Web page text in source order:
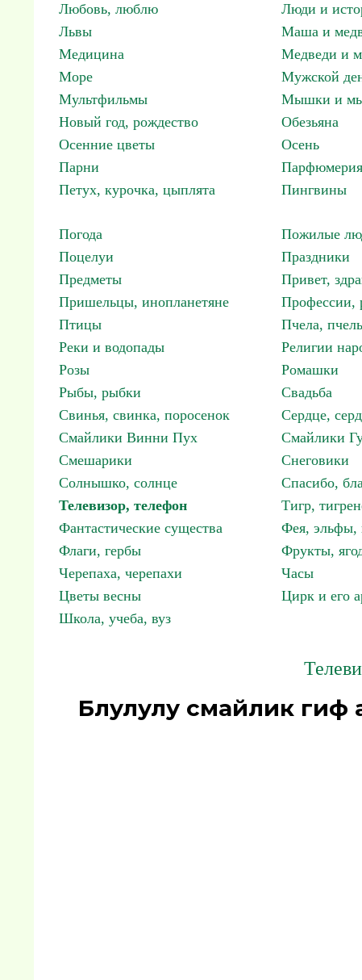
Любовь, люблю
Люди и
Львы
Маша и
Медицина
Медведи и
Море
Мужской
Мультфильмы
Мышки и
Новый год, рождество
Обезьяна
Осенние цветы
Осень
Парни
Петух, курочка, цыплята
Пингвины
Погода
Пожилые
Поцелуи
Праздники
Предметы
Привет,
Пришельцы, инопланетяне
Профессии,
Птицы
Пчела,
Реки и водопады
Религии
Розы
Ромашки
Рыбы, рыбки
Свадьба
Свинья, свинка, поросенок
Сердце,
Смайлики Винни Пух
Смайлики
Смешарики
Снеговики
Солнышко, солнце
Спасибо,
Телевизор, телефон
Тигр,
Фантастические существа
Фея,
Флаги, гербы
Фрукты,
Черепаха, черепахи
Часы
Цветы весны
Цирк и его
Школа, учеба, вуз
Блулулу смайлик гиф